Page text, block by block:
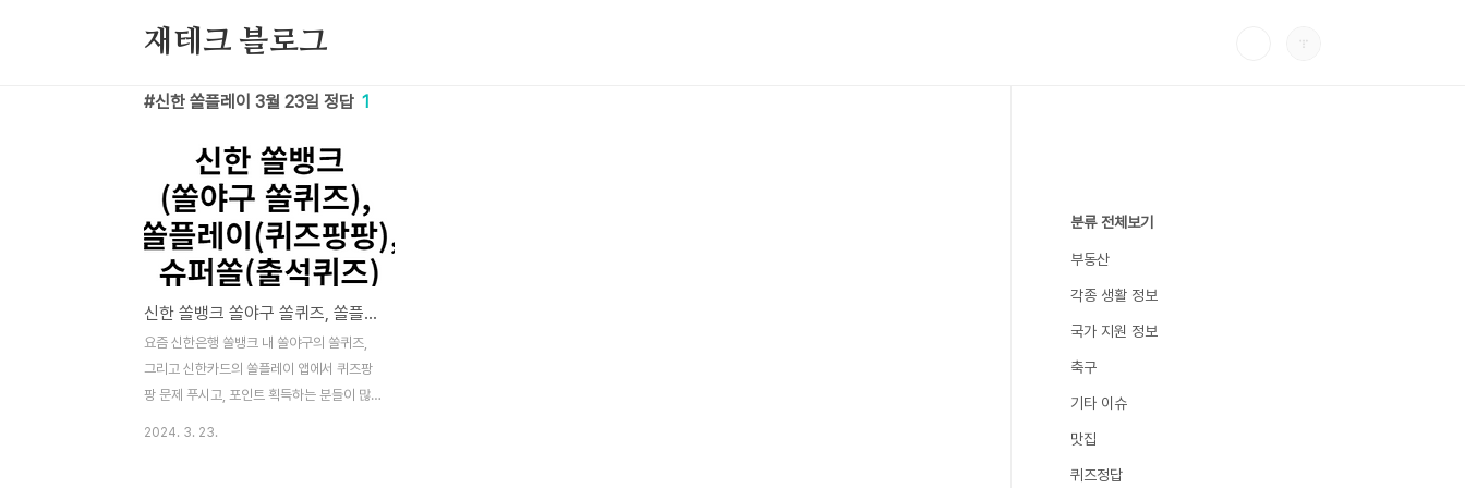
재테크 블로그
신한 쏠플레이 3월 23일 정답 1
신한 쏠뱅크 쏠야구 쏠퀴즈, 쏠플레이 퀴즈팡팡, 슈퍼쏠 출석퀴즈 정답 3월 23일
요즘 신한은행 쏠뱅크 내 쏠야구의 쏠퀴즈,
그리고 신한카드의 쏠플레이 앱에서 퀴즈팡
팡 문제 푸시고, 포인트 획득하는 분들이 많
2024. 3. 23.
분류 전체보기
부동산
각종 생활 정보
국가 지원 정보
축구
기타 이슈
맛집
퀴즈정답